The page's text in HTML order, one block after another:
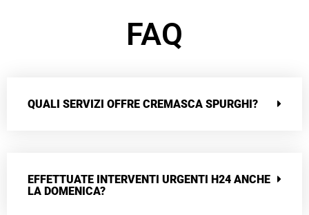
FAQ
QUALI SERVIZI OFFRE CREMASCA SPURGHI?
EFFETTUATE INTERVENTI URGENTI H24 ANCHE
LA DOMENICA?